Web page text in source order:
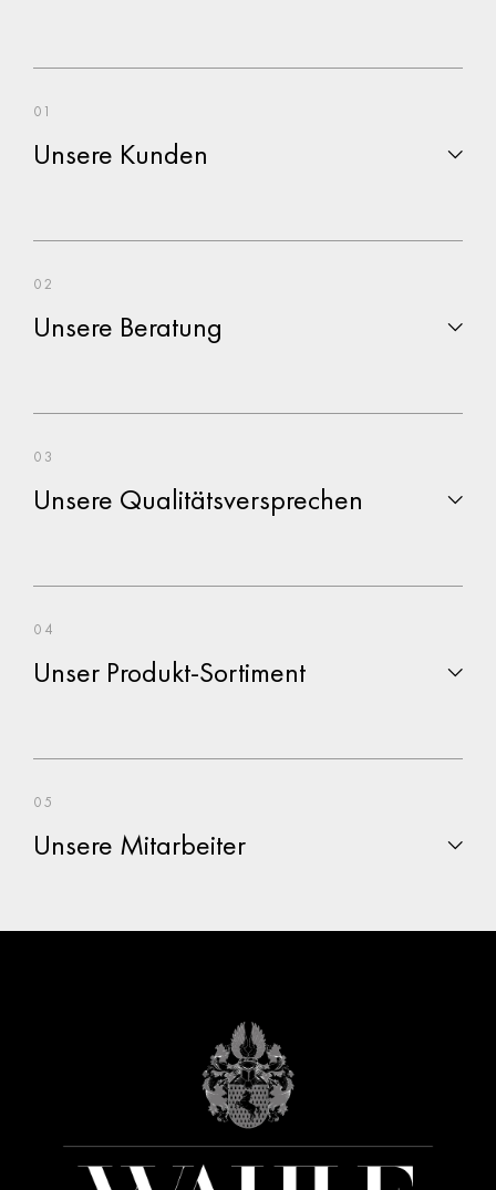
01
Unsere Kunden
02
Unsere Beratung
03
Unsere Qualitätsversprechen
04
Unser Produkt-Sortiment
05
Unsere Mitarbeiter